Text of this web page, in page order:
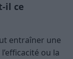
il ce
entraîner une
ou la